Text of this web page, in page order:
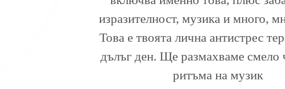
изразителност, музика и много,
Това е твоята лична антистрес
дълъг ден. Ще размахваме смело
ритъма на музик